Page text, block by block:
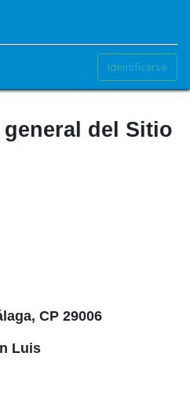
Identificarse
del Sitio
CP 29006
Luis